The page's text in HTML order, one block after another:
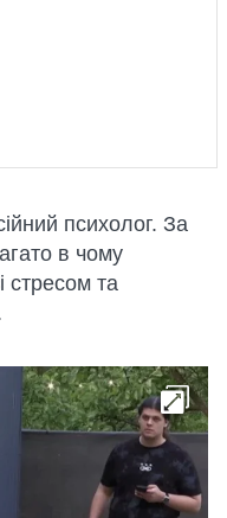
психолог. За
в чому
стресом та